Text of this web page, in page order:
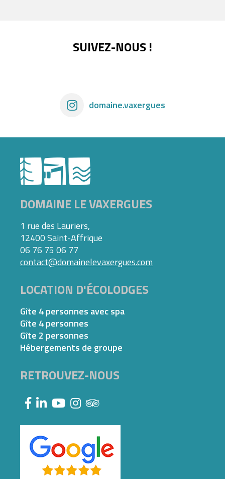
SUIVEZ-NOUS !
domaine.vaxergues
DOMAINE LE VAXERGUES
1 rue des Lauriers,
12400 Saint-Affrique
06 76 75 06 77
contact@domainelevaxergues.com
LOCATION D'ÉCOLODGES
Gîte 4 personnes avec spa
Gîte 4 personnes
Gîte 2 personnes
Hébergements de groupe
RETROUVEZ-NOUS